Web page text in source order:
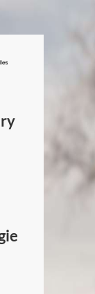
/
Canada